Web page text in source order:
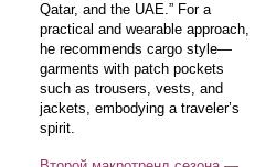
Qatar, and the UAE.” For a
practical and wearable approach,
he recommends cargo style—
garments with patch pockets
such as trousers, vests, and
jackets, embodying a traveler’s
spirit.